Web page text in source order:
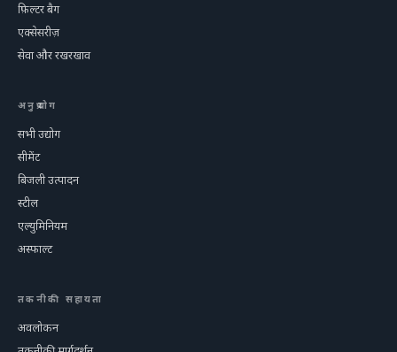
फ़िल्टर बैग
एक्सेसरीज़
सेवा और रखरखाव
अनुप्रयोग
सभी उद्योग
सीमेंट
बिजली उत्पादन
स्टील
एल्युमिनियम
अस्फाल्ट
तकनीकी सहायता
अवलोकन